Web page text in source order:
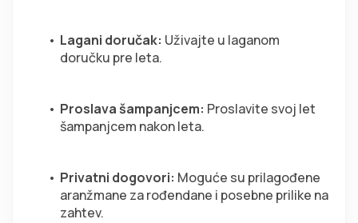
Lagani doručak: Uživajte u laganom
doručku pre leta.
Proslava šampanjcem: Proslavite svoj let
šampanjcem nakon leta.
Privatni dogovori: Moguće su prilagođene
aranžmane za rođendane i posebne prilike na
zahtev.